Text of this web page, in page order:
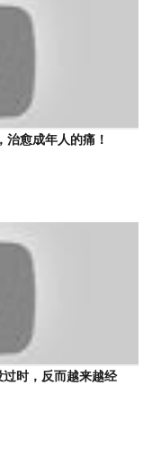
治愈成年人的痛！
过时，反而越来越经